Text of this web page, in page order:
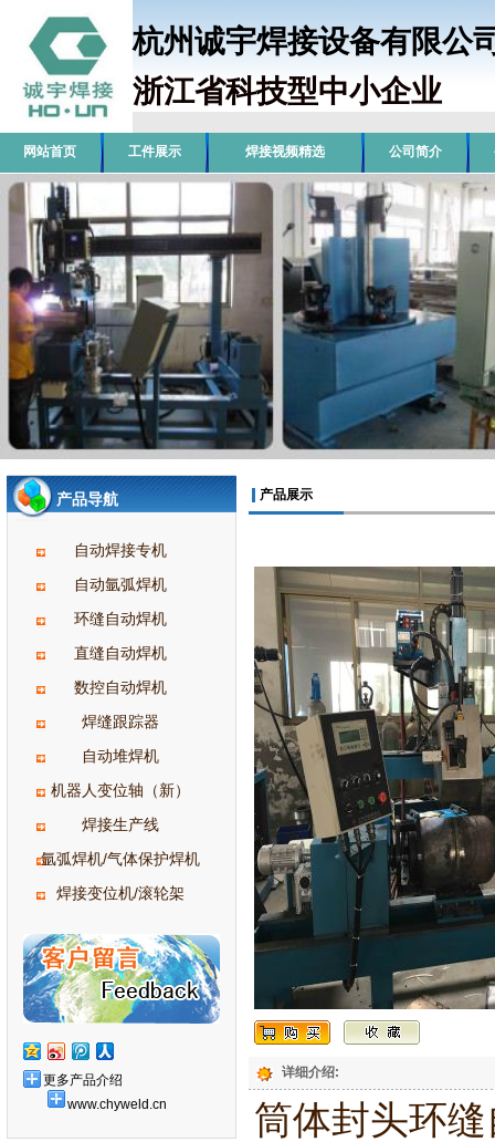
杭州诚宇焊接设备有
浙江省科技型中小企业
网站首页 工件展示 焊接视频精选 公司简介
产品导航
自动焊接专机
自动氩弧焊机
环缝自动焊机
直缝自动焊机
数控自动焊机
焊缝跟踪器
自动堆焊机
机器人变位轴（新）
焊接生产线
氩弧焊机/气体保护焊机
焊接变位机/滚轮架
更多产品介绍
www.chyweld.cn
产品展示
详细介绍:
筒体封头环